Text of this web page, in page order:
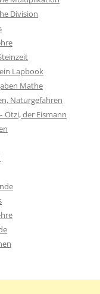
Division
Lapbook
Mathe
Naturgefahren
Ötzi, der Eismann